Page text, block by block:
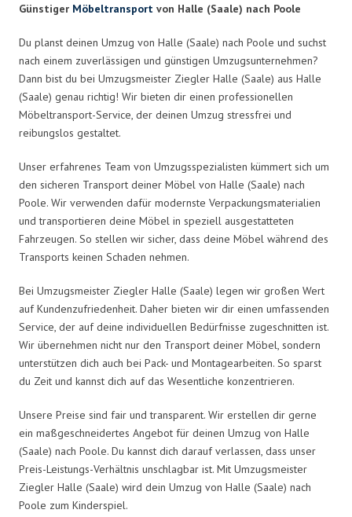
Günstiger Möbeltransport von Halle (Saale) nach Poole
Du planst deinen Umzug von Halle (Saale) nach Poole und suchst
nach einem zuverlässigen und günstigen Umzugsunternehmen?
Dann bist du bei Umzugsmeister Ziegler Halle (Saale) aus Halle
(Saale) genau richtig! Wir bieten dir einen professionellen
Möbeltransport-Service, der deinen Umzug stressfrei und
reibungslos gestaltet.
Unser erfahrenes Team von Umzugsspezialisten kümmert sich um
den sicheren Transport deiner Möbel von Halle (Saale) nach
Poole. Wir verwenden dafür modernste Verpackungsmaterialien
und transportieren deine Möbel in speziell ausgestatteten
Fahrzeugen. So stellen wir sicher, dass deine Möbel während des
Transports keinen Schaden nehmen.
Bei Umzugsmeister Ziegler Halle (Saale) legen wir großen Wert
auf Kundenzufriedenheit. Daher bieten wir dir einen umfassenden
Service, der auf deine individuellen Bedürfnisse zugeschnitten ist.
Wir übernehmen nicht nur den Transport deiner Möbel, sondern
unterstützen dich auch bei Pack- und Montagearbeiten. So sparst
du Zeit und kannst dich auf das Wesentliche konzentrieren.
Unsere Preise sind fair und transparent. Wir erstellen dir gerne
ein maßgeschneidertes Angebot für deinen Umzug von Halle
(Saale) nach Poole. Du kannst dich darauf verlassen, dass unser
Preis-Leistungs-Verhältnis unschlagbar ist. Mit Umzugsmeister
Ziegler Halle (Saale) wird dein Umzug von Halle (Saale) nach
Poole zum Kinderspiel.